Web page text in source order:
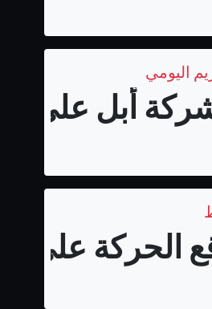
أبل على
الحركة على